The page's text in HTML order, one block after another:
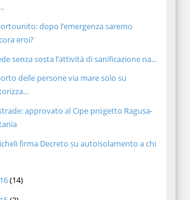
dopo l’emergenza saremo
eroi?
senza sosta l’attività di sanificazione na...
delle persone via mare solo su
approvato al Cipe progetto Ragusa-
firma Decreto su autoisolamento a chi
(14)